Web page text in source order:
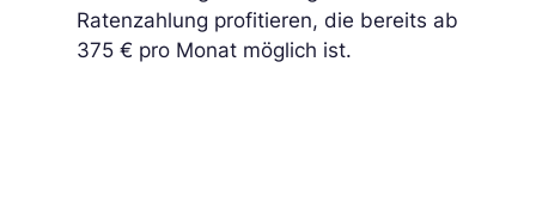
Ratenzahlung profitieren, die bereits ab
375 € pro Monat möglich ist.